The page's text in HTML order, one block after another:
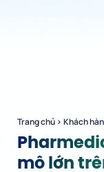
Trang chủ › Khách
mô lớn